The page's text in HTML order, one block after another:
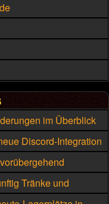
im Überblick
Discord-Integration
Tränke und